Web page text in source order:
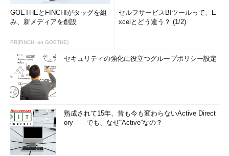
GOETHEとFINCHIがタッグを組
み、新メディアを創設
PR(FINCHI on GOETHE)
セルフサービスBIツールって、E
xcelとどう違う？ (1/2)
セキュリティの強化に役立つグループポリシー設定
熟成されて15年、昔も今も変わらないActive Direct
ory――でも、なぜ“Active”なの？